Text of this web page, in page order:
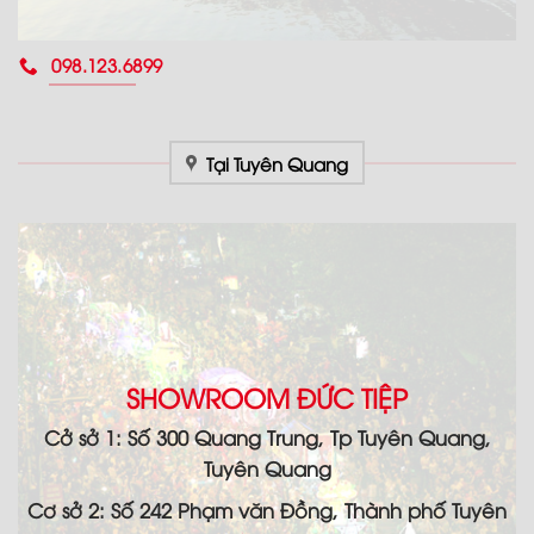
098.123.6899
Tại Tuyên Quang
SHOWROOM ĐỨC TIỆP
Cở sở 1: Số 300 Quang Trung, Tp Tuyên Quang,
Tuyên Quang
Cơ sở 2: Số 242 Phạm văn Đồng, Thành phố Tuyên